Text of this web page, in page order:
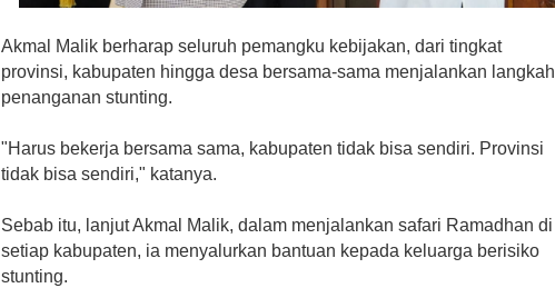
Akmal Malik berharap seluruh pemangku kebijakan, dari tingkat
provinsi, kabupaten hingga desa bersama-sama menjalankan langkah
penanganan stunting.
"Harus bekerja bersama sama, kabupaten tidak bisa sendiri. Provinsi
tidak bisa sendiri," katanya.
Sebab itu, lanjut Akmal Malik, dalam menjalankan safari Ramadhan di
setiap kabupaten, ia menyalurkan bantuan kepada keluarga berisiko
stunting.